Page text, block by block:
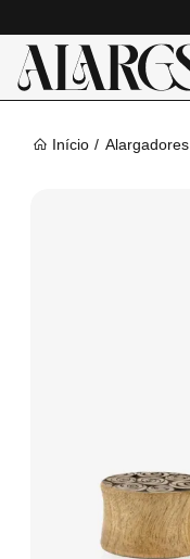
Início Alargadores